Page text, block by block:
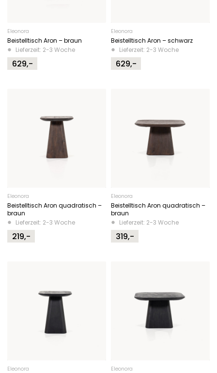
Eleonora
Beistelltisch Aron – braun
Lieferzeit: 2-3 Woche
629,-
Eleonora
Beistelltisch Aron – schwarz
Lieferzeit: 2-3 Woche
629,-
Eleonora
Beistelltisch Aron quadratisch –
braun
Lieferzeit: 2-3 Woche
219,-
Eleonora
Beistelltisch Aron quadratisch –
braun
Lieferzeit: 2-3 Woche
319,-
Eleonora Eleonora